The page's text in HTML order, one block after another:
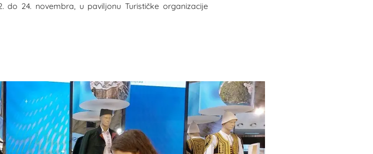
do 24. novembra, u paviljonu Turističke organizacije